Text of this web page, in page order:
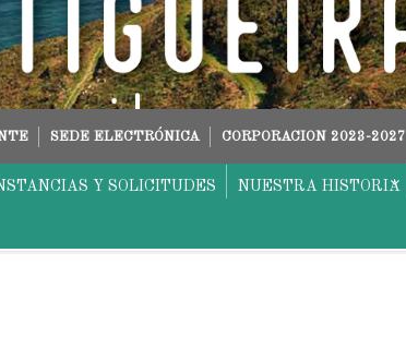
SEDE ELECTRÓNICA CORPORACION 2023-2027
Y SOLICITUDES NUESTRA HISTORIA